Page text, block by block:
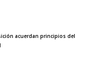
acuerdan principios del